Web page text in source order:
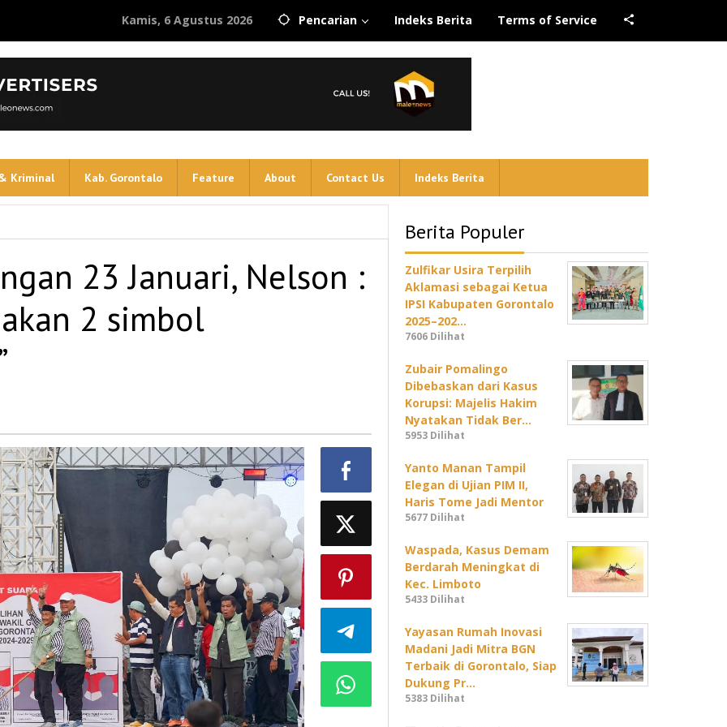
Kamis, 6 Agustus 2026 Pencarian Indeks Berita Terms of Service
Kriminal Kab. Gorontalo Feature About Contact Us Indeks Berita
23 Januari, Nelson :
2 simbol
Berita Populer
Zulfikar Usira Terpilih
Aklamasi sebagai Ketua
IPSI Kabupaten Gorontalo
2025–202…
7606 Dilihat
Zubair Pomalingo
Dibebaskan dari Kasus
Korupsi: Majelis Hakim
Nyatakan Tidak Ber…
5953 Dilihat
Yanto Manan Tampil
Elegan di Ujian PIM II,
Haris Tome Jadi Mentor
5677 Dilihat
Waspada, Kasus Demam
Berdarah Meningkat di
Kec. Limboto
5433 Dilihat
Yayasan Rumah Inovasi
Madani Jadi Mitra BGN
Terbaik di Gorontalo, Siap
Dukung Pr…
5383 Dilihat